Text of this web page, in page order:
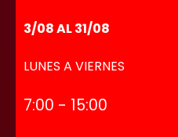
3/08 AL 31/08
LUNES A VIERNES
7:00 - 15:00